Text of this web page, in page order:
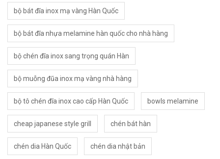
bộ bát đĩa inox mạ vàng Hàn Quốc
bộ bát đĩa nhựa melamine hàn quốc cho nhà hàng
bộ chén đĩa inox sang trọng quán Hàn
bộ muỗng đũa inox mạ vàng nhà hàng
bộ tô chén đĩa inox cao cấp Hàn Quốc bowls melamine
cheap japanese style grill chén bát hàn
chén dia Hàn Quốc chén dia nhật bản